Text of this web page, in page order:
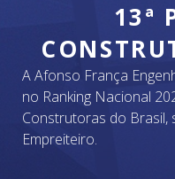
13ª
A Afonso França
no Ranking Nacional
Construtoras do Brasil,
Empreiteiro.